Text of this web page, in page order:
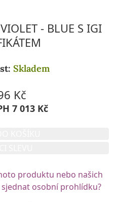
- BLUE S IGI
Skladem
Kč
7 013 Kč
produktu nebo našich
osobní prohlídku?